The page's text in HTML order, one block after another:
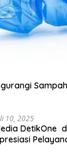
10, 2025
DetikOne